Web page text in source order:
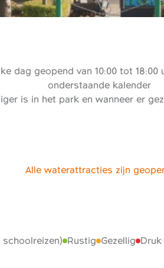
dag geopend van 10:00 tot 18:00
onderstaande kalender
is in het park en wanneer er
Alle waterattracties zijn
Druk
schoolreizen) Gezellig
Rustig